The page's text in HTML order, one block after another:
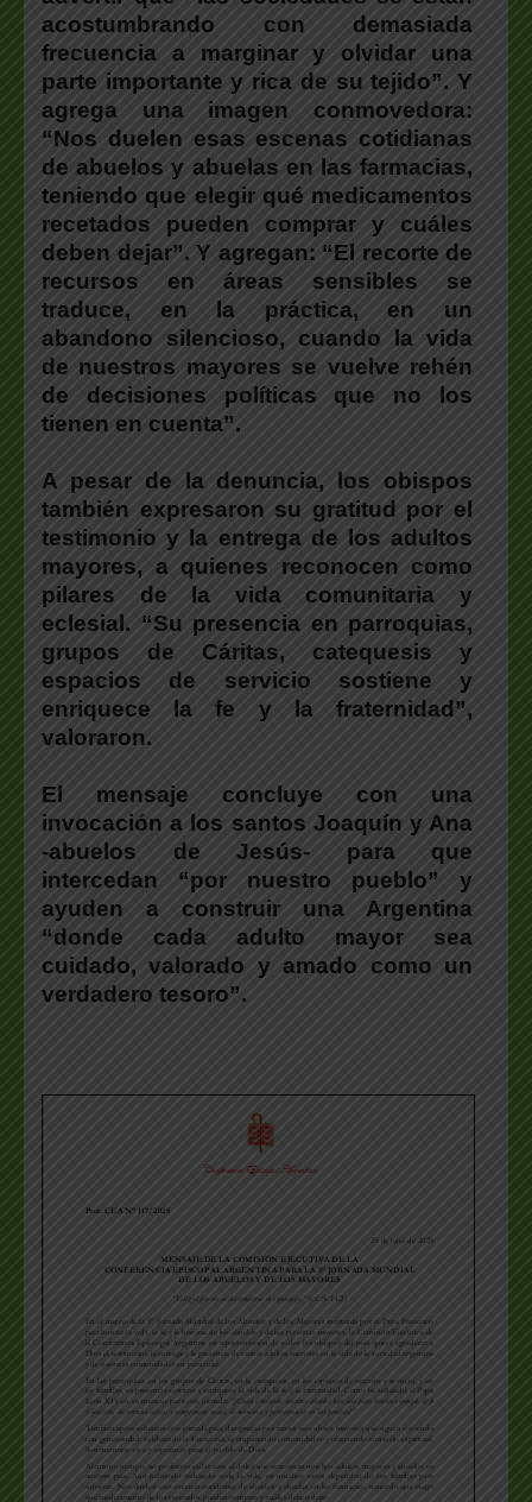
acostumbrando con demasiada
frecuencia a marginar y olvidar una
parte importante y rica de su tejido”. Y
agrega una imagen conmovedora:
“Nos duelen esas escenas cotidianas
de abuelos y abuelas en las farmacias,
teniendo que elegir qué medicamentos
recetados pueden comprar y cuáles
deben dejar”. Y agregan: “El recorte de
recursos en áreas sensibles se
traduce, en la práctica, en un
abandono silencioso, cuando la vida
de nuestros mayores se vuelve rehén
de decisiones políticas que no los
tienen en cuenta”.
A pesar de la denuncia, los obispos
también expresaron su gratitud por el
testimonio y la entrega de los adultos
mayores, a quienes reconocen como
pilares de la vida comunitaria y
eclesial. “Su presencia en parroquias,
grupos de Cáritas, catequesis y
espacios de servicio sostiene y
enriquece la fe y la fraternidad”,
valoraron.
El mensaje concluye con una
invocación a los santos Joaquín y Ana
-abuelos de Jesús- para que
intercedan “por nuestro pueblo” y
ayuden a construir una Argentina
“donde cada adulto mayor sea
cuidado, valorado y amado como un
verdadero tesoro”.